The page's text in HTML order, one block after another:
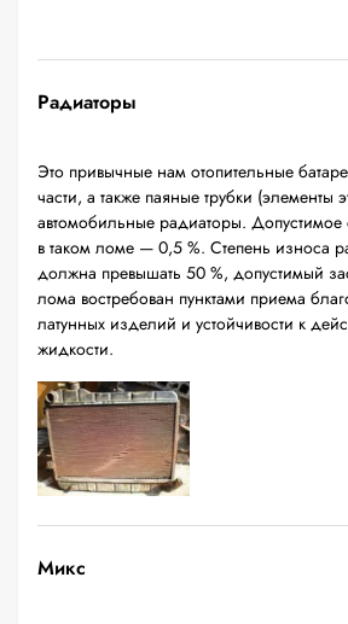
Радиаторы
Это привычные нам отопительные
части, а также паяные трубки (элементы
автомобильные радиаторы.
в таком ломе — 0,5 %. Степень износа
должна превышать 50 %, допустимый
лома востребован пунктами приема
латунных изделий и устойчивости к
жидкости.
Микс